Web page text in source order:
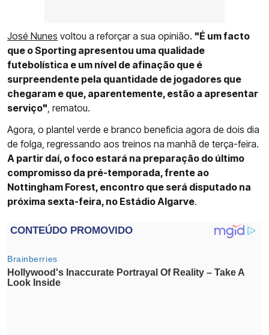
José Nunes voltou a reforçar a sua opinião. "É um facto
que o Sporting apresentou uma qualidade
futebolística e um nível de afinação que é
surpreendente pela quantidade de jogadores que
chegaram e que, aparentemente, estão a apresentar
serviço" , rematou.
Agora, o plantel verde e branco beneficia agora de dois dia
de folga, regressando aos treinos na manhã de terça-feira.
A partir daí, o foco estará na preparação do último
compromisso da pré-temporada, frente ao
Nottingham Forest, encontro que será disputado na
próxima sexta-feira, no Estádio Algarve.